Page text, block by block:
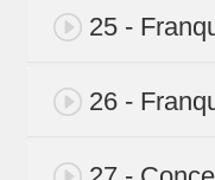
25 -
26 -